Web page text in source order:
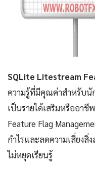
SQLite Litestream
ความรู้ที่มีคุณค่าสำหรับนั
เป็นรายได้เสริมหรืออาชี
Feature Flag
กำไรและลดความเสี่ยง
ไม่หยุดเรียนรู้